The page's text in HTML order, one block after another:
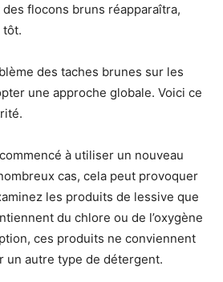
flocons bruns réapparaîtra,
tôt.
des taches brunes sur les
une approche globale. Voici ce
à utiliser un nouveau
cas, cela peut provoquer
les produits de lessive que
du chlore ou de l’oxygène
ces produits ne conviennent
un autre type de détergent.